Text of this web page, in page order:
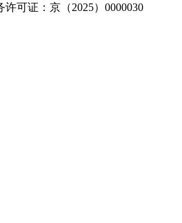
可证：京（2025）0000030